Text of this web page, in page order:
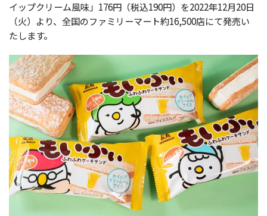
イップクリーム風味」176円（税込190円）を2022年12月20日
（火）より、全国のファミリーマート約16,500店にて発売い
たします。